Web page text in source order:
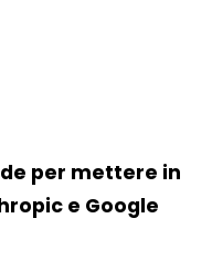
per mettere in
e Google